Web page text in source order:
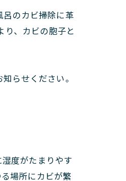
のカビ掃除に革
り、カビの胞子と
らせください。
度がたまりやす
場所にカビが繁